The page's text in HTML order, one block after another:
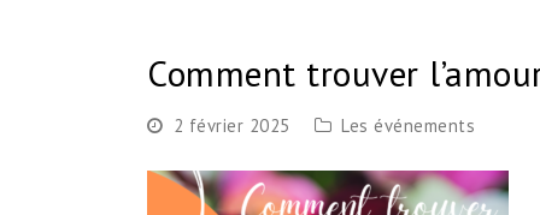
Comment trouver
2 février 2025 Les événements